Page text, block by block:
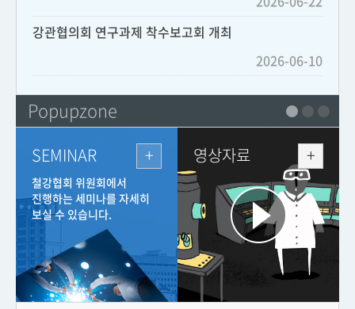
강관협의회 연구과제 착수보고회 개최
2026-06-10
Popupzone
SEMINAR
철강협회 위원회에서
진행하는 세미나를 자세히
보실 수 있습니다.
영상자료